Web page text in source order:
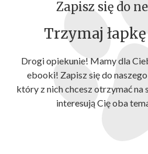
Zapisz się do
Trzymaj
Drogi opiekunie! Mamy dla
ebooki! Zapisz się do
który z nich chcesz otrzymać na
interesują Cię oba